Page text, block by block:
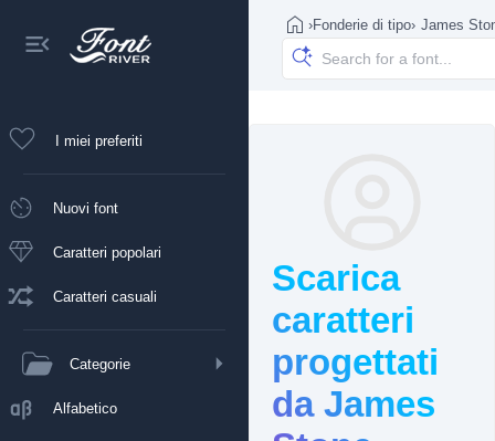
I miei preferiti
Nuovi font
Caratteri popolari
Caratteri casuali
Categorie
Alfabetico
›Fonderie di tipo› James
Scarica
caratteri
progettati
da James